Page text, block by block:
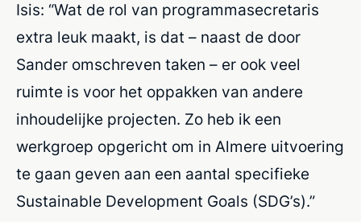
Isis: “Wat de rol van programmasecretaris
extra leuk maakt, is dat – naast de door
Sander omschreven taken – er ook veel
ruimte is voor het oppakken van andere
inhoudelijke projecten. Zo heb ik een
werkgroep opgericht om in Almere uitvoering
te gaan geven aan een aantal specifieke
Sustainable Development Goals (SDG’s).”